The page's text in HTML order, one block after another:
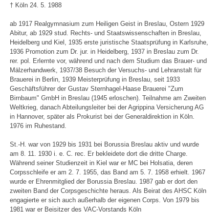
† Köln 24. 5. 1988
ab 1917 Realgymnasium zum Heiligen Geist in Breslau, Ostern 1929
Abitur, ab 1929 stud. Rechts- und Staatswissenschaften in Breslau,
Heidelberg und Kiel, 1935 erste juristische Staatsprüfung in Karlsruhe,
1936 Promotion zum Dr. jur. in Heidelberg, 1937 in Breslau zum Dr.
rer. pol. Erlernte vor, während und nach dem Studium das Brauer- und
Mälzerhandwerk, 1937/38 Besuch der Versuchs- und Lehranstalt für
Brauerei in Berlin, 1939 Meisterprüfung in Breslau, seit 1933
Geschäftsführer der Gustav Sternhagel-Haase Brauerei "Zum
Birnbaum" GmbH in Breslau (1945 erloschen). Teilnahme am Zweiten
Weltkrieg, danach Abteilungsleiter bei der Agrippina Versicherung AG
in Hannover, später als Prokurist bei der Generaldirektion in Köln.
1976 im Ruhestand.
St.-H. war von 1929 bis 1931 bei Borussia Breslau aktiv und wurde
am 8. 11. 1930 i. e. C. rec. Er bekleidete dort die dritte Charge.
Während seiner Studienzeit in Kiel war er MC bei Holsatia, deren
Corpsschleife er am 2. 7. 1955, das Band am 5. 7. 1958 erhielt. 1967
wurde er Ehrenmitglied der Borussia Breslau. 1987 gab er dort den
zweiten Band der Corpsgeschichte heraus. Als Beirat des AHSC Köln
engagierte er sich auch außerhalb der eigenen Corps. Von 1979 bis
1981 war er Beisitzer des VAC-Vorstands Köln